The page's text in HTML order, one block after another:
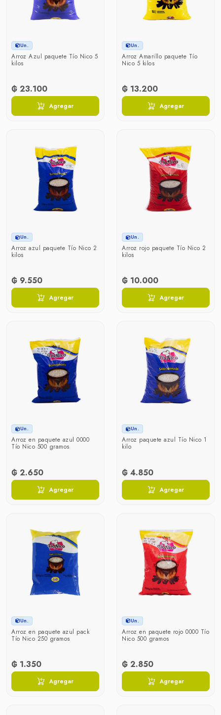
Un.
Arroz Azul paquete Tío Nico 5
kilos
₲ 23.100
Agregar
Un.
Arroz Amarillo paquete Tío
Nico 5 kilos
₲ 13.200
Agregar
Un.
Arroz azul paquete Tío Nico 2
kilos
₲ 9.550
Agregar
Un.
Arroz rojo paquete Tío Nico 2
kilos
₲ 10.000
Agregar
Un.
Arroz en paquete azul 0000
Tío Nico 500 gramos
₲ 2.650
Agregar
Un.
Arroz paquete azul Tío Nico 1
kilo
₲ 4.850
Agregar
Un.
Arroz en paquete azul pack
Tío Nico 250 gramos
₲ 1.350
Agregar
Un.
Arroz en paquete rojo 0000 Tío
Nico 500 gramos
₲ 2.850
Agregar